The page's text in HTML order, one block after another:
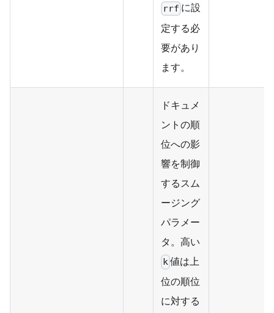
rrf に設
定する必
要があり
ます。
ドキュメ
ントの順
位への影
響を制御
するスム
ージング
パラメー
タ。高い
k値は上
位の順位
に対する